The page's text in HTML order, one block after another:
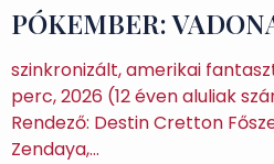
PÓKEMBER:
szinkronizált, amerikai
perc, 2026 (12 éven aluliak
Rendező: Destin Cretton
Zendaya,…